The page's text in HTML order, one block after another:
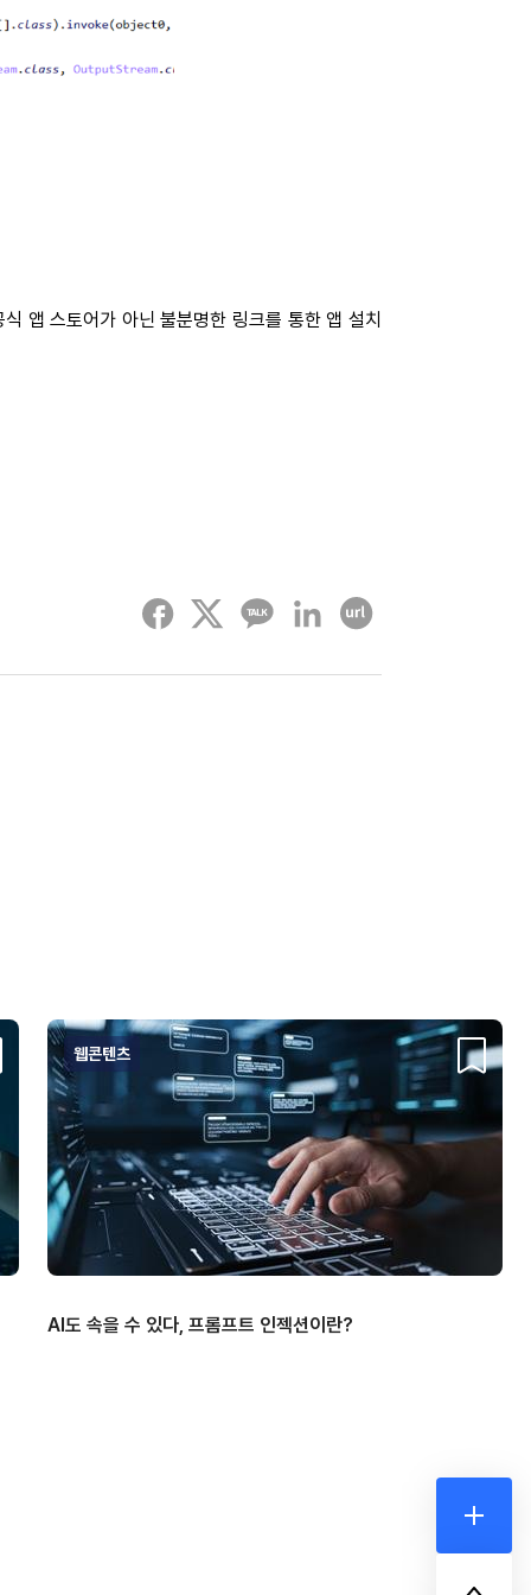
더보기
앱 스토어가 아닌 불분명한 링크를 통한 앱 설치
페이스북 트위터 카카오톡 링크드인 URL 복사하기
웹콘텐츠
AI도 속을 수 있다, 프롬프트 인젝션이란?